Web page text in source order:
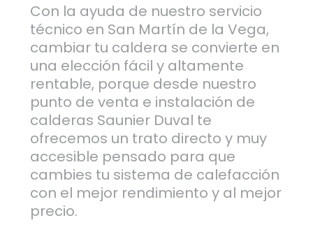
Con la ayuda de nuestro servicio
técnico en San Martín de la Vega,
cambiar tu caldera se convierte en
una elección fácil y altamente
rentable, porque desde nuestro
punto de venta e instalación de
calderas Saunier Duval te
ofrecemos un trato directo y muy
accesible pensado para que
cambies tu sistema de calefacción
con el mejor rendimiento y al mejor
precio.